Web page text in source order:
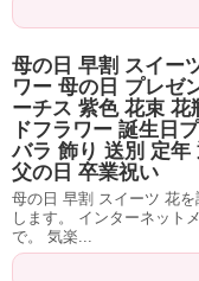
母の日 早割 スイー
ワー 母の日 プレゼ
ーチス 紫色 花束 花
ドフラワー 誕生日
バラ 飾り 送別 定年
父の日 卒業祝い
母の日 早割 スイーツ 花
します。 インターネット
で。 気楽...